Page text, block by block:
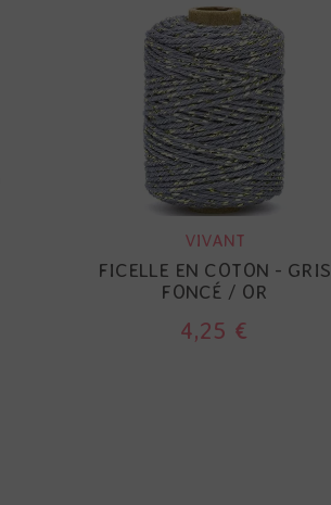
VIVANT
FICELLE EN COTON - GRIS
FONCÉ / OR
4,25 €